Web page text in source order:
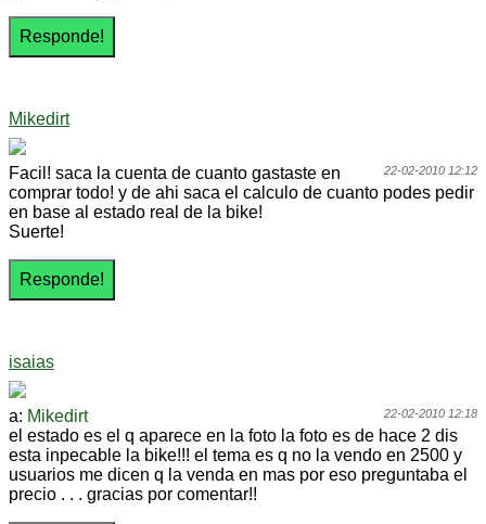
Mikedirt
22-02-2010 12:12
Facil! saca la cuenta de cuanto gastaste en
comprar todo! y de ahi saca el calculo de cuanto podes pedir
en base al estado real de la bike!
Suerte!
isaias
22-02-2010 12:18
a: Mikedirt
el estado es el q aparece en la foto la foto es de hace 2 dis
esta inpecable la bike!!! el tema es q no la vendo en 2500 y
usuarios me dicen q la venda en mas por eso preguntaba el
precio . . . gracias por comentar!!